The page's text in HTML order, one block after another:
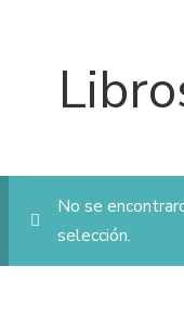
No se
selección.